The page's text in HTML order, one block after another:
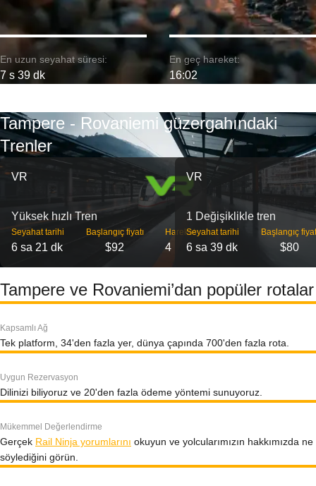
En uzun seyahat süresi:
7 s 39 dk
En geç hareket:
16:02
Tampere - Rovaniemi güzergahındaki
Trenler
VR
Yüksek hızlı Tren
Seyahat tarihi
6 sa 21 dk
Başlangıç ​​fiyatı
$92
Hareket
4
VR
1 Değişiklikle tren
Seyahat tarihi
6 sa 39 dk
Başlangıç
$80
Tampere ve Rovaniemi’dan popüler rotalar
Kapsamlı Ağ
Tek platform, 34'den fazla yer, dünya çapında 700'den fazla rota.
Uygun Rezervasyon
Dilinizi biliyoruz ve 20'den fazla ödeme yöntemi sunuyoruz.
Mükemmel Değerlendirme
Gerçek Rail Ninja yorumlarını okuyun ve yolcularımızın hakkımızda ne
söylediğini görün.